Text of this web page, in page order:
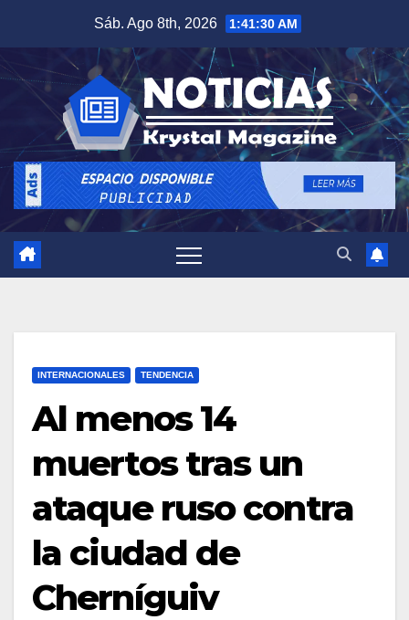
contenido
Sáb. Ago 8th, 2026 1:41:31 AM
INTERNACIONALES TENDENCIA
Al menos 14
muertos tras un
ataque ruso contra
la ciudad de
Cherníguiv